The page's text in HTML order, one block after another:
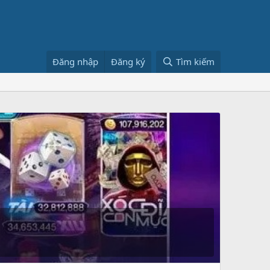
Đăng nhập Đăng ký Tìm kiếm